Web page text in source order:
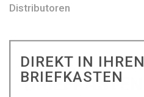
Distributoren
DIREKT IN IHREN
BRIEFKASTEN